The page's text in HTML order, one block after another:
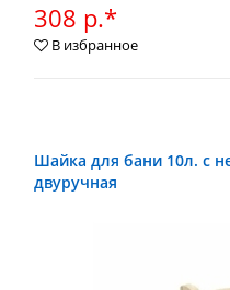
308 р.*
В избранное
Шайка для бани 10л. с
двуручная